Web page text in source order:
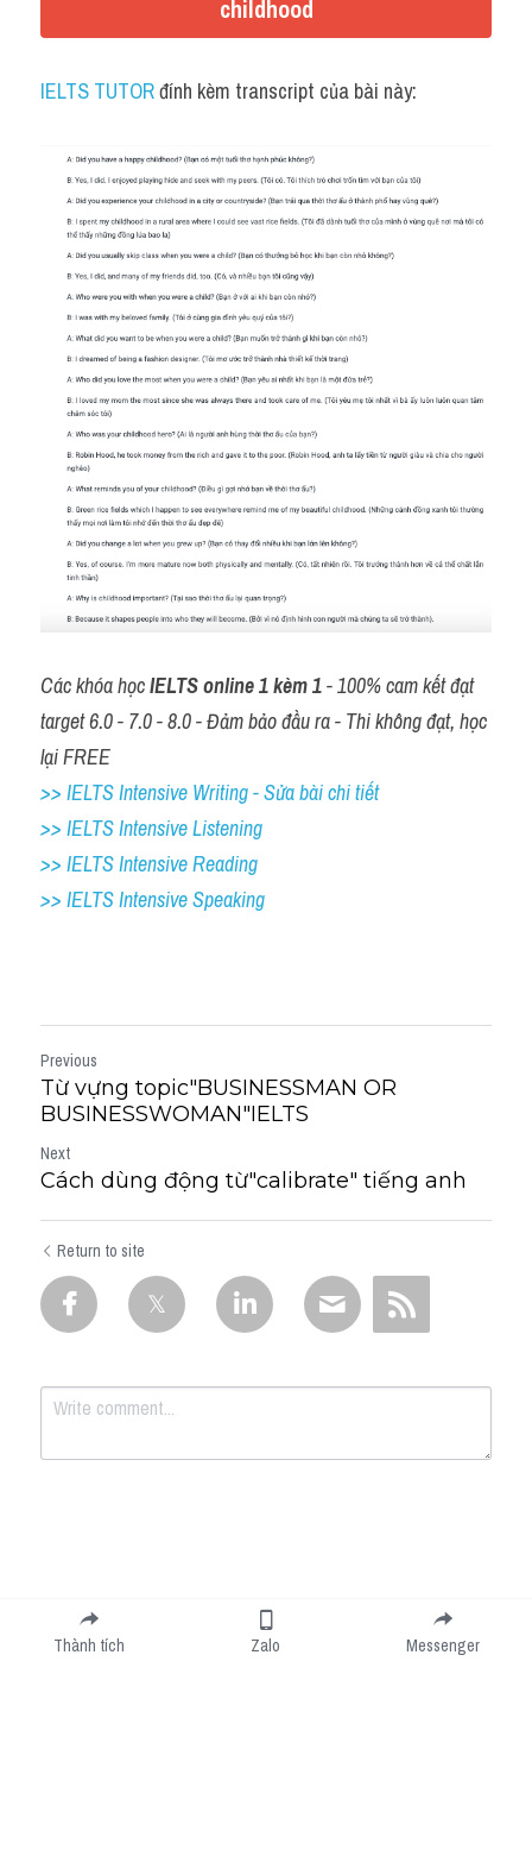
childhood
IELTS TUTOR đính kèm transcript của bài này:
Các khóa học IELTS online 1 kèm 1 - 100% cam kết đạt
target 6.0 - 7.0 - 8.0 - Đảm bảo đầu ra - Thi không đạt, học
lại FREE
>> IELTS Intensive Writing - Sửa bài chi tiết
>> IELTS Intensive Listening
>> IELTS Intensive Reading
>> IELTS Intensive Speaking
Previous
Từ vựng topic"BUSINESSMAN OR
BUSINESSWOMAN"IELTS
Next
Cách dùng động từ"calibrate" tiếng anh
Return to site
Submit
Thành tích Zalo Messenger